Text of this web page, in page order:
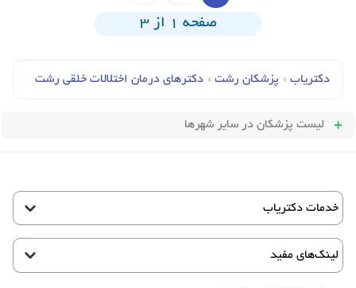
صفحه 1 از 3
دکتریاب › پزشکان رشت › دکترهای درمان اختلالات خلقی رشت
لیست پزشکان در سایر شهرها
خدمات دکتریاب
لینک‌های مفید